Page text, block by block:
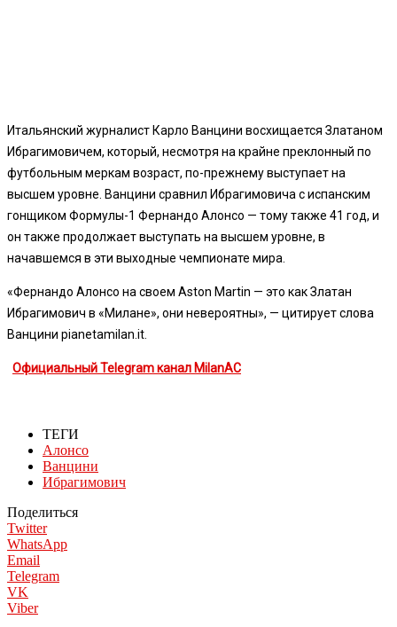
Итальянский журналист Карло Ванцини восхищается Златаном
Ибрагимовичем, который, несмотря на крайне преклонный по
футбольным меркам возраст, по-прежнему выступает на
высшем уровне. Ванцини сравнил Ибрагимовича с испанским
гонщиком Формулы-1 Фернандо Алонсо — тому также 41 год, и
он также продолжает выступать на высшем уровне, в
начавшемся в эти выходные чемпионате мира.
«Фернандо Алонсо на своем Aston Martin — это как Златан
Ибрагимович в «Милане», они невероятны», — цитирует слова
Ванцини pianetamilan.it.
Официальный Telegram канал MilanAC
ТЕГИ
Алонсо
Ванцини
Ибрагимович
Поделиться
Twitter
WhatsApp
Email
Telegram
VK
Viber